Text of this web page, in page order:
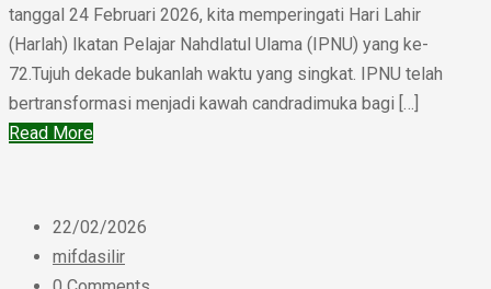
tanggal 24 Februari 2026, kita memperingati Hari Lahir
(Harlah) Ikatan Pelajar Nahdlatul Ulama (IPNU) yang ke-
72.Tujuh dekade bukanlah waktu yang singkat. IPNU telah
bertransformasi menjadi kawah candradimuka bagi […]
Read More
22/02/2026
mifdasilir